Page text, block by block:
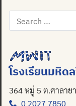
Search
for:
โรงเรียนมหิ
364 หมู่ 5 ต.ศาลา
0 2027 7850